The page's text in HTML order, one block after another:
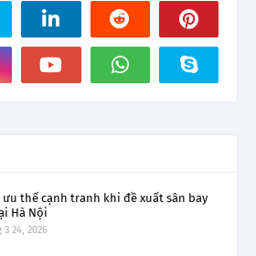
ưu thế cạnh tranh khi đề xuất sân bay
Hà Nội
3 24, 2026